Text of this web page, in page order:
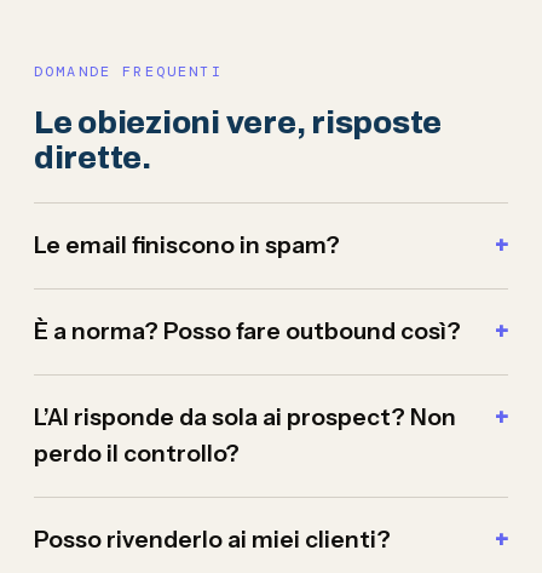
DOMANDE FREQUENTI
Le obiezioni vere, risposte
dirette.
Le email finiscono in spam?
È a norma? Posso fare outbound così?
L’AI risponde da sola ai prospect? Non
perdo il controllo?
Posso rivenderlo ai miei clienti?